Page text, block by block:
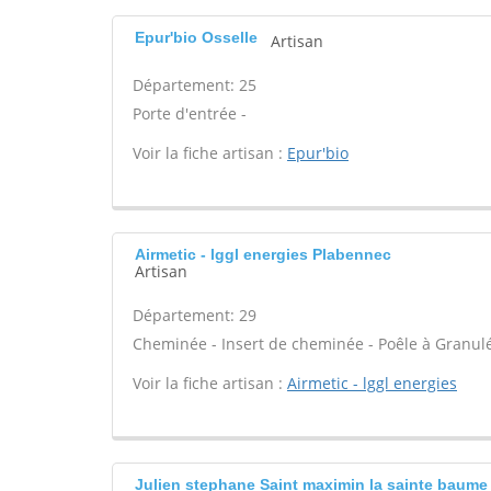
Epur'bio Osselle Artisan
Département: 25
Porte d'entrée -
Voir la fiche artisan : Epur'bio
Airmetic - lggl energies Plabennec
Artisan
Département: 29
Cheminée - Insert de cheminée - Poêle à
Voir la fiche artisan : Airmetic - lggl energies
Julien stephane Saint maximin la sainte baume